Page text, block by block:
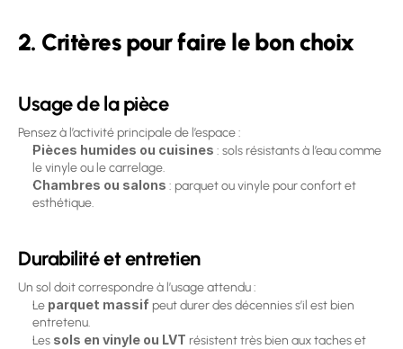
2. Critères pour faire le bon choix
Usage de la pièce
Pensez à l’activité principale de l’espace :
Pièces humides ou cuisines : sols résistants à l’eau comme
le vinyle ou le carrelage.
Chambres ou salons : parquet ou vinyle pour confort et
esthétique.
Durabilité et entretien
Un sol doit correspondre à l’usage attendu :
Le parquet massif peut durer des décennies s’il est bien
entretenu.
Les sols en vinyle ou LVT résistent très bien aux taches et